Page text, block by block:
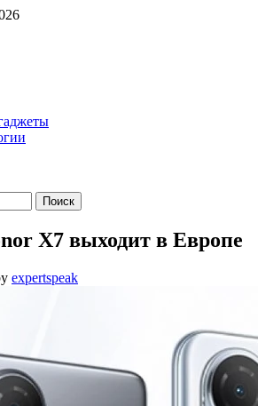
X7 выходит в Европе
expertspeak